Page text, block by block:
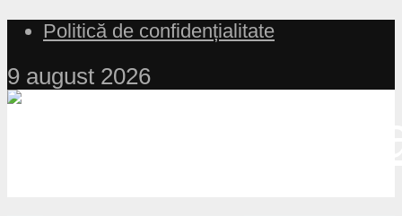
Politică de confidențialitate
9 august 2026